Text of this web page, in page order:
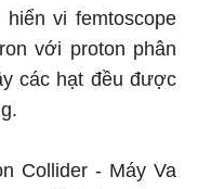
vi femtoscope
với proton phân
các hạt đều được
Collider - Máy Va